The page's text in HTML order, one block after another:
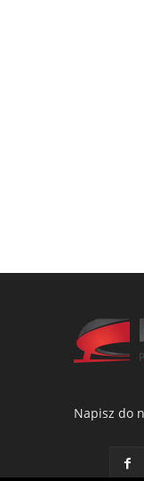
Napisz do